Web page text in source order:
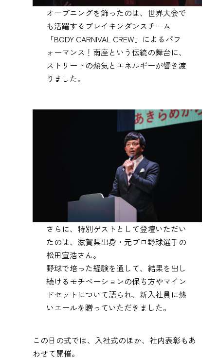
オープニングを飾ったのは、世界大会で
も活躍するブレイキンダンスチーム
「BODY CARNIVAL CREW」によるパフ
ォーマンス！南座という伝統の舞台に、
ストリートの熱気とエネルギーが響き渡
りました。
さらに、特別ゲストとして登壇いただい
たのは、滋賀県出身・元プロ野球選手の
松田宣浩さん。
野球で培った経験を通して、結果を出し
続けるモチベーションの保ち方やマイン
ドセットについて語られ、新入社員に熱
いエールを贈っていただきました。
この日の式では、入社式のほか、社内表彰もあ
わせて開催。